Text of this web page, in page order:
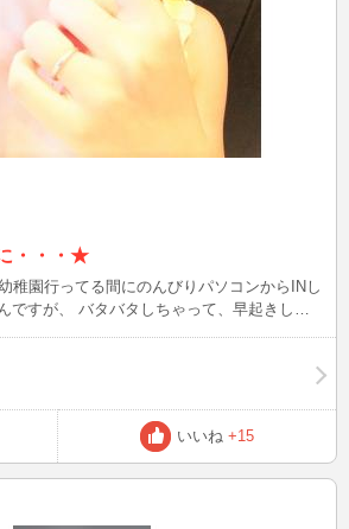
・・・★
稚園行ってる間にのんびりパソコンからINし
ですが、 バタバタしちゃって、早起きした
今日も皆様にとっていい一日でありますよ
いいね +15